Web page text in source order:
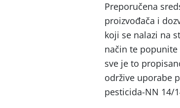
Preporučena
proizvođača i
koji se nalazi na
način te
sve je to
održive uporabe
pesticida-NN 14/